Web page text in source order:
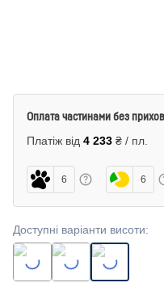
Оплата частинами без
Платіж від 4 233 ₴ / пл.
6 6
Доступні варіанти висоти: